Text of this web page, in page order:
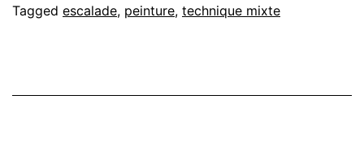
Tagged escalade, peinture, technique mixte